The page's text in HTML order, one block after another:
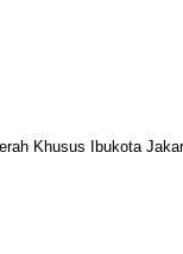
Khusus Ibukota